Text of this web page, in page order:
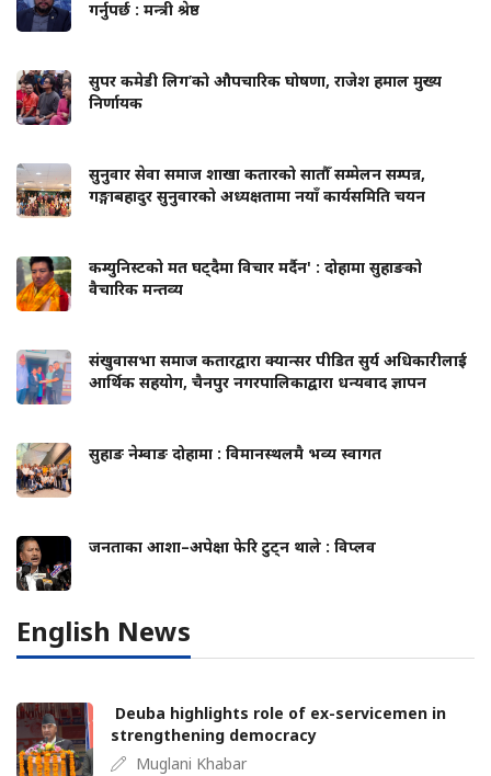
गर्नुपर्छ : मन्त्री श्रेष्ठ
सुपर कमेडी लिग’को औपचारिक घोषणा, राजेश हमाल मुख्य
निर्णायक
सुनुवार सेवा समाज शाखा कतारको सातौँ सम्मेलन सम्पन्न,
गङ्गाबहादुर सुनुवारको अध्यक्षतामा नयाँ कार्यसमिति चयन
कम्युनिस्टको मत घट्दैमा विचार मर्दैन' : दोहामा सुहाङको
वैचारिक मन्तव्य
संखुवासभा समाज कतारद्वारा क्यान्सर पीडित सुर्य अधिकारीलाई
आर्थिक सहयोग, चैनपुर नगरपालिकाद्वारा धन्यवाद ज्ञापन
सुहाङ नेम्वाङ दोहामा : विमानस्थलमै भव्य स्वागत
जनताका आशा–अपेक्षा फेरि टुट्न थाले : विप्लव
English News
Deuba highlights role of ex-servicemen in
strengthening democracy
Muglani Khabar